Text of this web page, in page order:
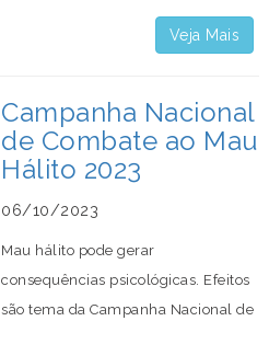
Veja Mais
Campanha Nacional
de Combate ao Mau
Hálito 2023
06/10/2023
Mau hálito pode gerar
consequências psicológicas. Efeitos
são tema da Campanha Nacional de